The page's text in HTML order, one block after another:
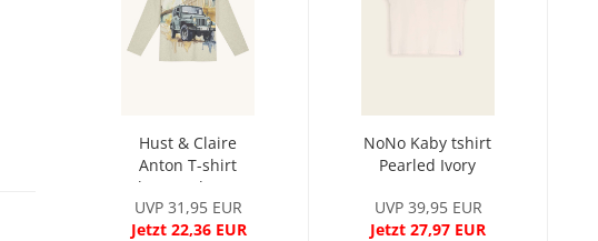
Hust & Claire
Anton T-shirt
Wheat melange...
UVP 31,95 EUR
Jetzt 22,36 EUR
NoNo Kaby tshirt
Pearled Ivory
UVP 39,95 EUR
Jetzt 27,97 EUR